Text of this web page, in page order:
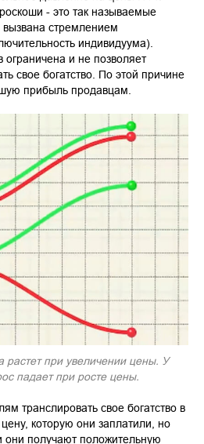
- это так называемые
стремлением
индивидуума).
ограничена и не позволяет
свое богатство. По этой причине
прибыль продавцам.
растет при увеличении цены. У
падает при росте цены.
транслировать свое богатство в
которую они заплатили, но
они получают положительную